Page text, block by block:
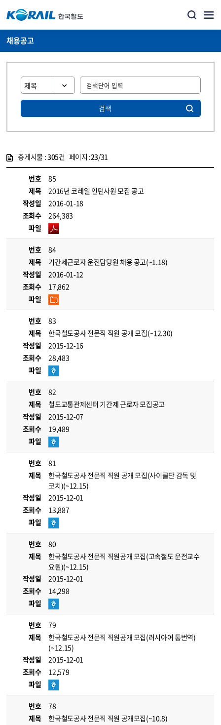
채용공고
검색
총게시물 :305건 페이지 :23/31
번호
85
제목
2016년 코레일 인턴사원 모집 공고
작성일
2016-01-18
조회수
264,383
파일
번호
84
제목
기간제근로자 운전담당원 채용 공고(~1.18)
작성일
2016-01-12
조회수
17,862
파일
번호
83
제목
한국철도공사 전문직 직원 공개 모집(~12.30)
작성일
2015-12-16
조회수
28,483
파일
번호
82
제목
철도교통관제센터 기간제 근로자 모집공고
작성일
2015-12-07
조회수
19,489
파일
번호
81
제목
한국철도공사 전문직 직원 공개 모집(사이클단 감독 및
코치)(~12.15)
작성일
2015-12-01
조회수
13,887
파일
번호
80
제목
한국철도공사 전문직 직원공개 모집(고속철도 운전교수
요원)(~12.15)
작성일
2015-12-01
조회수
14,298
파일
번호
79
제목
한국철도공사 전문직 직원공개 모집(러시아어 통번역)
(~12.15)
작성일
2015-12-01
조회수
12,579
파일
번호
78
제목
한국철도공사 전문직 직원 공개모집(~10.8)